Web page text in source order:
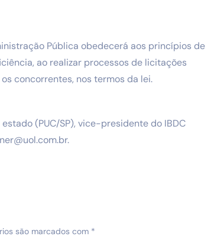
Pública obedecerá aos princípios de
ao realizar processos de licitações
concorrentes, nos termos da lei.
(PUC/SP), vice-presidente do IBDC
.
são marcados com *